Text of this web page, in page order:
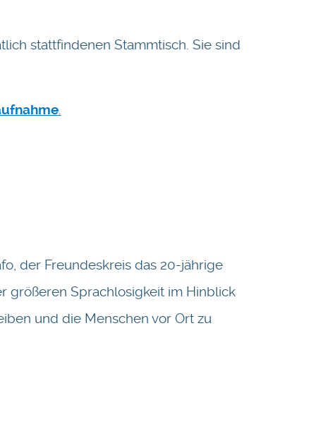
stattfindenen Stammtisch. Sie sind
.
der Freundeskreis das 20-jährige
größeren Sprachlosigkeit im Hinblick
und die Menschen vor Ort zu